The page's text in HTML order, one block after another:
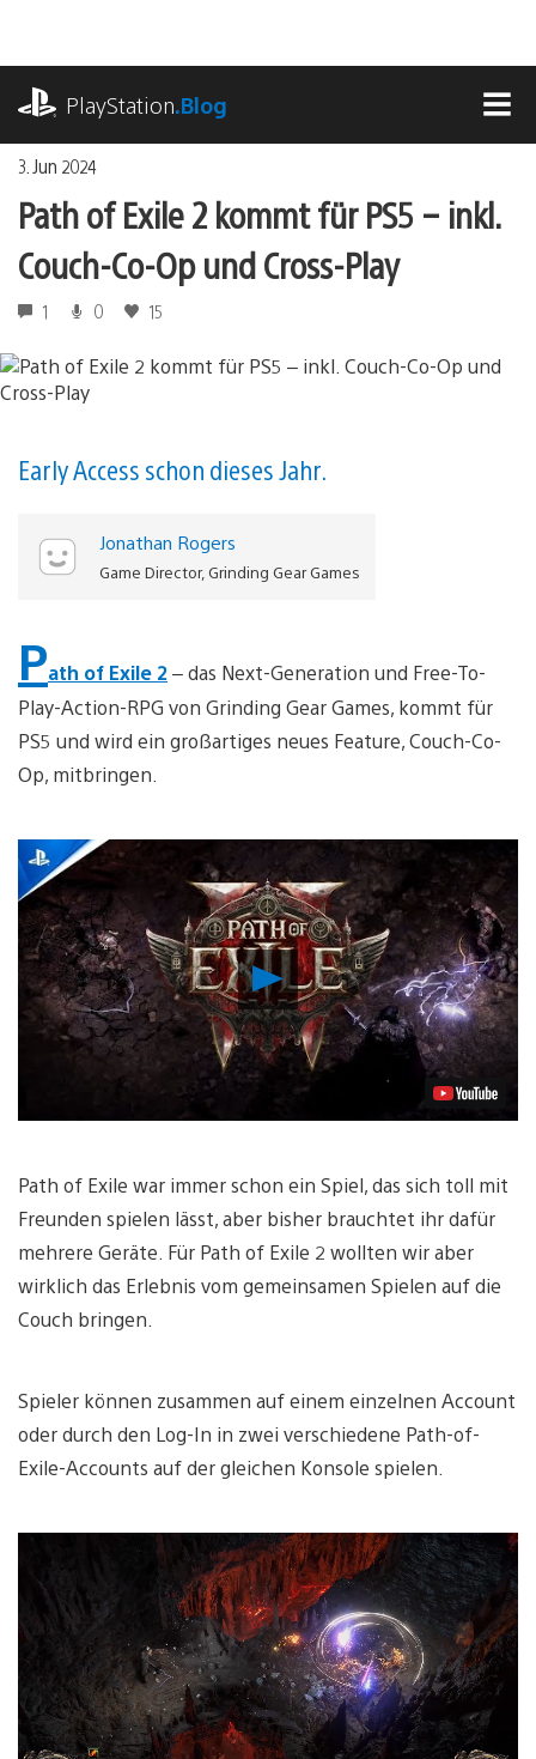
springen
PlayStation.Blog
3. Jun 2024
Path of Exile 2 kommt für PS5 – inkl.
Couch-Co-Op und Cross-Play
1 0 15
Early Access schon dieses Jahr.
Jonathan Rogers
Game Director, Grinding Gear Games
Path of Exile 2– das Next-Generation und Free-To-
Play-Action-RPG von Grinding Gear Games, kommt für
PS5 und wird ein großartiges neues Feature, Couch-Co-
Op, mitbringen.
Video
abspielen
Path of Exile war immer schon ein Spiel, das sich toll mit
Freunden spielen lässt, aber bisher brauchtet ihr dafür
mehrere Geräte. Für Path of Exile 2 wollten wir aber
wirklich das Erlebnis vom gemeinsamen Spielen auf die
Couch bringen.
Spieler können zusammen auf einem einzelnen Account
oder durch den Log-In in zwei verschiedene Path-of-
Exile-Accounts auf der gleichen Konsole spielen.